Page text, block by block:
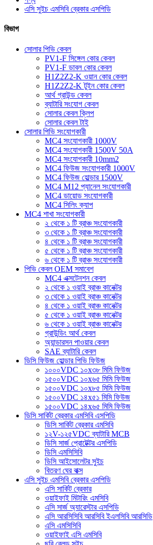
এসি সুইচ এমসিবি ব্রেকার এসপিডি
বিভাগ
সোলার পিভি কেবল
PV1-F সিঙ্গেল কোর কেবল
PV1-F ডাবল কোর কেবল
H1Z2Z2-K ওয়ান কোর কেবল
H1Z2Z2-K টুইন কোর কেবল
আর্থ গ্রাউন্ড কেবল
ব্যাটারি সংযোগ কেবল
সোলার কেবল ক্লিপ
সোলার কেবল টাই
সোলার পিভি সংযোগকারী
MC4 সংযোগকারী 1000V
MC4 সংযোগকারী 1500V 50A
MC4 সংযোগকারী 10mm2
MC4 ফিউজ সংযোগকারী 1000V
MC4 ফিউজ হোল্ডার 1500V
MC4 M12 প্যানেল সংযোগকারী
MC4 ডায়োড সংযোগকারী
MC4 সিলিং ক্যাপ
MC4 শাখা সংযোগকারী
২ থেকে ১ টি ব্রাঞ্চ সংযোগকারী
৩ থেকে ১ টি ব্রাঞ্চ সংযোগকারী
৪ থেকে ১ টি ব্রাঞ্চ সংযোগকারী
৫ থেকে ১ টি ব্রাঞ্চ সংযোগকারী
৬ থেকে ১ টি ব্রাঞ্চ সংযোগকারী
পিভি কেবল OEM সমাবেশ
MC4 এক্সটেনশন কেবল
২ থেকে ১ ওয়াই ব্রাঞ্চ কানেক্টর
৩ থেকে ১ ওয়াই ব্রাঞ্চ কানেক্টর
৪ থেকে ১ ওয়াই ব্রাঞ্চ কানেক্টর
৫ থেকে ১ ওয়াই ব্রাঞ্চ কানেক্টর
৬ থেকে ১ ওয়াই ব্রাঞ্চ কানেক্টর
গ্রাউন্ডিং আর্থ কেবল
অ্যান্ডারসন পাওয়ার কেবল
SAE ব্যাটারি কেবল
ডিসি ফিউজ হোল্ডার পিভি ফিউজ
১০০০VDC ১০x৩৮ মিমি ফিউজ
১৫০০VDC ১০x৬৫ মিমি ফিউজ
১৫০০VDC ১০x৮৫ মিমি ফিউজ
১৫০০VDC ১৪x৫১ মিমি ফিউজ
১৫০০VDC ১৪x৬৫ মিমি ফিউজ
ডিসি সার্কিট ব্রেকার এমসিবি এসপিডি
ডিসি সার্কিট ব্রেকার এমসিবি
১২V-১২৫VDC ব্যাটারি MCB
ডিসি সার্জ প্রোটেক্টর এসপিডি
ডিসি এমসিসিবি
ডিসি আইসোলেটর সুইচ
বিতরণ ঘের বাক্স
এসি সুইচ এমসিবি ব্রেকার এসপিডি
এসি সার্কিট ব্রেকার
ওয়াইফাই মিটারিং এমসিবি
এসি সার্জ অ্যারেস্টার এসপিডি
এসি আরসিসিবি আরসিবি ইএলসিবি আরসিডি
এসি এমসিসিবি
ওয়াইফাই এসি এমসিবি